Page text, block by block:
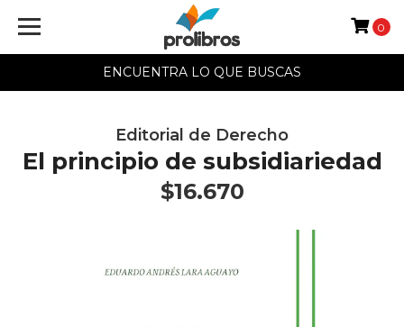
ENCUENTRA LO QUE BUSCAS
0
Editorial de Derecho
El principio de subsidiariedad
$16.670